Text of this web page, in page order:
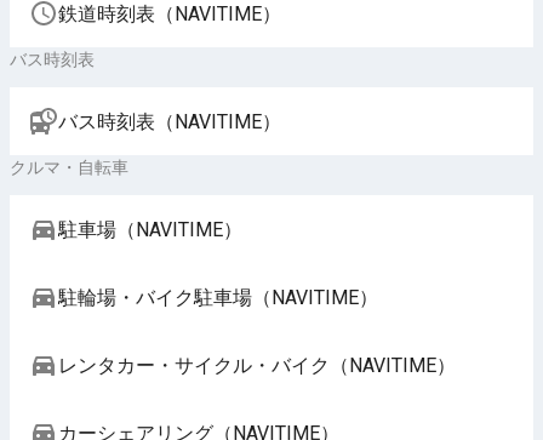
鉄道時刻表（NAVITIME）
バス時刻表
バス時刻表（NAVITIME）
クルマ・自転車
駐車場（NAVITIME）
駐輪場・バイク駐車場（NAVITIME）
レンタカー・サイクル・バイク（NAVITIME）
カーシェアリング（NAVITIME）